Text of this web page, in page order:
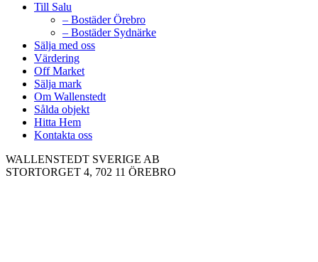
Till Salu
– Bostäder Örebro
– Bostäder Sydnärke
Sälja med oss
Värdering
Off Market
Sälja mark
Om Wallenstedt
Sålda objekt
Hitta Hem
Kontakta oss
WALLENSTEDT SVERIGE AB
STORTORGET 4, 702 11 ÖREBRO